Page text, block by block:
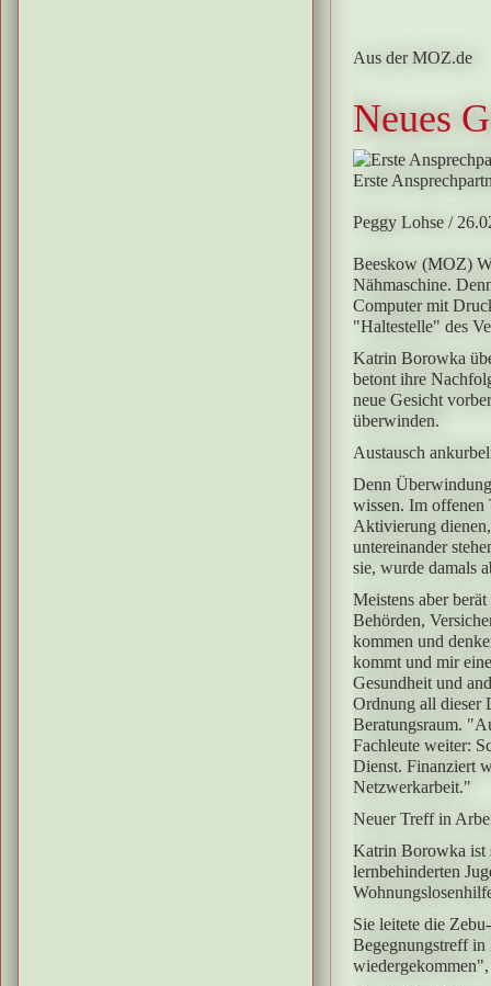
Aus der MOZ.de
Neues
Erste
Peggy Lohse /
Beeskow (MOZ)
Nähmaschine.
Computer mit
"Haltestelle" des
Katrin Borowka
betont ihre
neue Gesicht
überwinden.
Austausch
Denn
wissen. Im offenen
Aktivierung
untereinander
sie, wurde damals
Meistens aber
Behörden,
kommen und
kommt und mir
Gesundheit und
Ordnung all dieser
Beratungsraum.
Fachleute weiter:
Dienst. Finanziert
Netzwerkarbeit."
Neuer Treff in
Katrin Borowka ist
lernbehinderten
Sie leitete die
Begegnungstreff in